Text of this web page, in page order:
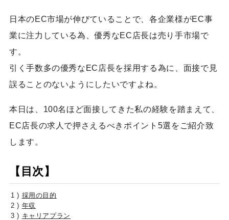
日本のEC市場が伸びていることで、各企業様がEC事
業に注力している為、優秀なEC店長は売り手市場で
す。
引く手数多の優秀なEC店長を採用する為に、面接で見
誤ることのないようにしたいですよね。
本日は、100名ほど面接してきた私の経験を踏まえて、
EC店長の求人で押さえるべきポイント5選をご紹介致
します。
【目次】
採用の目的
年収
キャリアプラン